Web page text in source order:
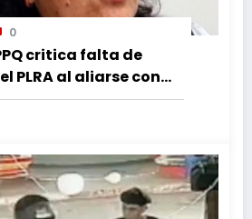
0
critica falta de
PLRA al aliarse con